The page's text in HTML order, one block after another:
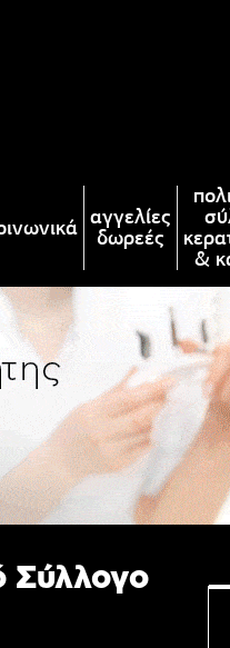
αγγελίες
δωρεές
&
Σύλλογο